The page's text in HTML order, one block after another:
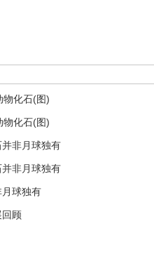
物化石(图)
物化石(图)
非月球独有
非月球独有
月球独有
顾